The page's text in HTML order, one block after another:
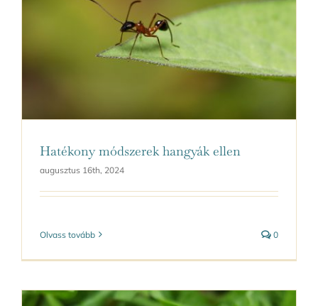
Hatékony módszerek hangyák ellen
augusztus 16th, 2024
Olvass tovább 0